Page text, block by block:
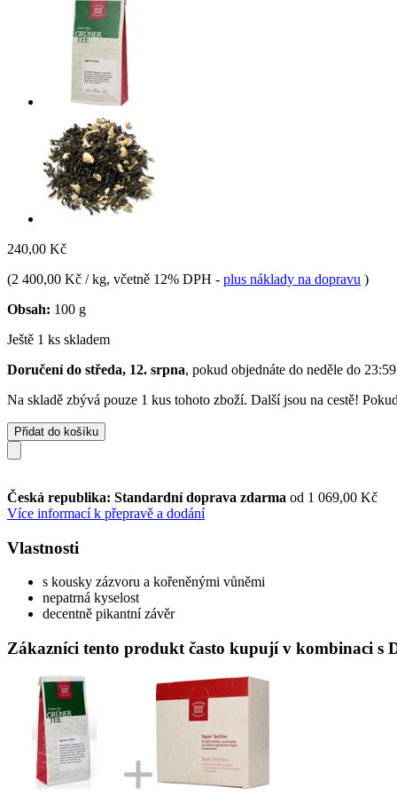
240,00 Kč
(2 400,00 Kč / kg, včetně 12% DPH - plus náklady na dopravu )
Obsah: 100 g
Ještě 1 ks skladem
Doručení do středa, 12. srpna, pokud objednáte do neděle do 23:59
Na skladě zbývá pouze 1 kus tohoto zboží. Další jsou na cestě!
Přidat do košíku
Česká republika: Standardní doprava zdarma od 1 069,00 Kč
Více informací k přepravě a dodání
Vlastnosti
s kousky zázvoru a kořeněnými vůněmi
nepatrná kyselost
decentně pikantní závěr
Zákazníci tento produkt často kupují v kombinaci